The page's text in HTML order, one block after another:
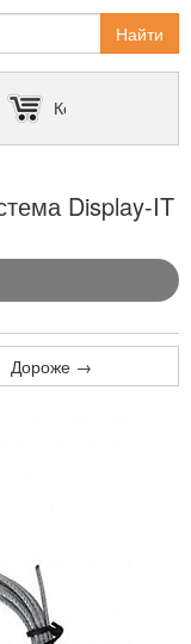
Найти
Корзина пуста
Display-IT
Дороже →